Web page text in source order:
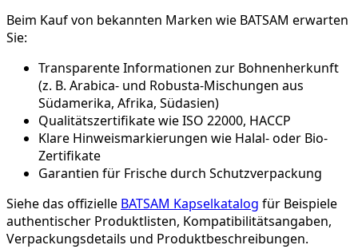
Beim Kauf von bekannten Marken wie BATSAM erwarten
Sie:
Transparente Informationen zur Bohnenherkunft
(z. B. Arabica- und Robusta-Mischungen aus
Südamerika, Afrika, Südasien)
Qualitätszertifikate wie ISO 22000, HACCP
Klare Hinweismarkierungen wie Halal- oder Bio-
Zertifikate
Garantien für Frische durch Schutzverpackung
Siehe das offizielle BATSAM Kapselkatalog für Beispiele
authentischer Produktlisten, Kompatibilitätsangaben,
Verpackungsdetails und Produktbeschreibungen.